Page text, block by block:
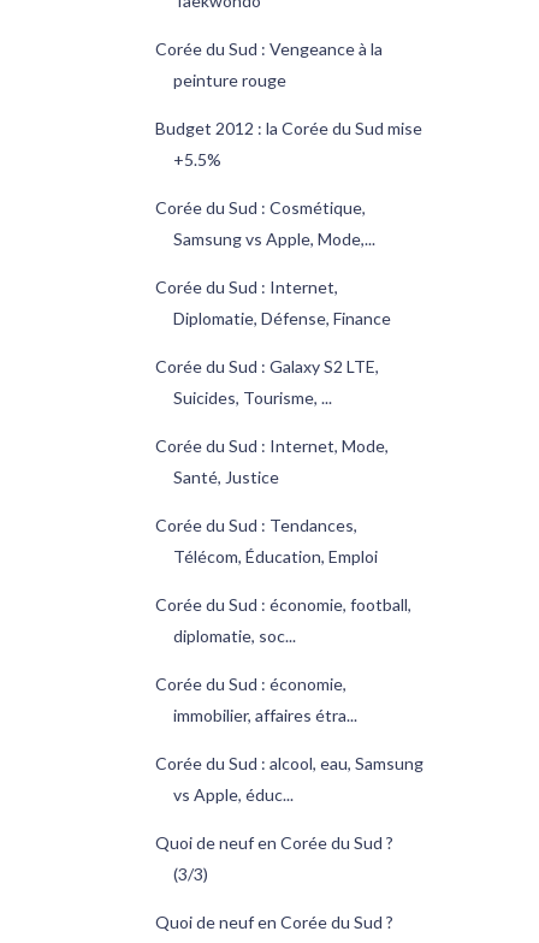
Corée du Sud : Vengeance à la
peinture rouge
Budget 2012 : la Corée du Sud mise
+5.5%
Corée du Sud : Cosmétique,
Samsung vs Apple, Mode,...
Corée du Sud : Internet,
Diplomatie, Défense, Finance
Corée du Sud : Galaxy S2 LTE,
Suicides, Tourisme, ...
Corée du Sud : Internet, Mode,
Santé, Justice
Corée du Sud : Tendances,
Télécom, Éducation, Emploi
Corée du Sud : économie, football,
diplomatie, soc...
Corée du Sud : économie,
immobilier, affaires étra...
Corée du Sud : alcool, eau, Samsung
vs Apple, éduc...
Quoi de neuf en Corée du Sud ?
(3/3)
Quoi de neuf en Corée du Sud ?